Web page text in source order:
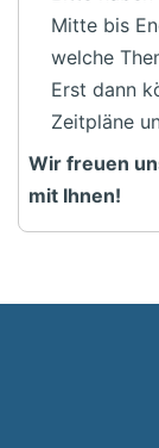
Mitte bis
welche
Erst dann
Zeitpläne
Wir freuen
mit Ihnen!